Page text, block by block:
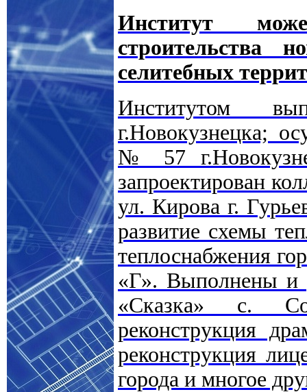
Институт
строительства
селитебных
Институтом
г.Новокузнецка;
№ 57
запроектирован
ул. Кирова г.
развитие схемы
теплоснабжения
«Г». Выполнены и
«Сказка» с.
реконструкция
реконструкция
города и многое